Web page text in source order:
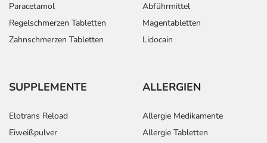
Paracetamol
Regelschmerzen Tabletten
Zahnschmerzen Tabletten
Abführmittel
Magentabletten
Lidocain
SUPPLEMENTE
Elotrans Reload
Eiweißpulver
ALLERGIEN
Allergie Medikamente
Allergie Tabletten